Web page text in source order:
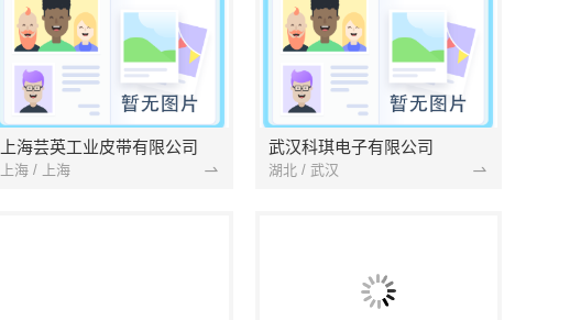
上海芸英工业皮带有限公司
上海 / 上海
武汉科琪电子有限公司
湖北 / 武汉